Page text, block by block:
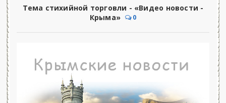
Тема стихийной торговли - «Видео новости -
Крыма»
0